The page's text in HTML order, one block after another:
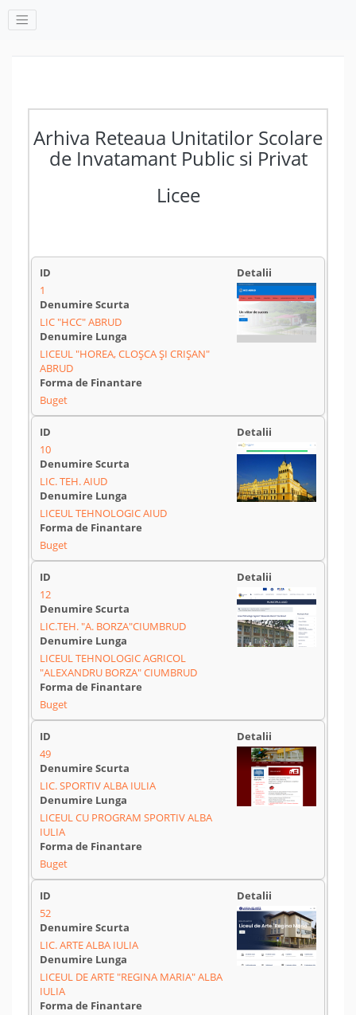
Arhiva Reteaua Unitatilor Scolare
de Invatamant Public si Privat
Licee
1
LIC "HCC" ABRUD
LICEUL "HOREA, CLOȘCA ȘI CRIȘAN"
ABRUD
Buget
10
LIC. TEH. AIUD
LICEUL TEHNOLOGIC AIUD
Buget
12
LIC.TEH. "A. BORZA"CIUMBRUD
LICEUL TEHNOLOGIC AGRICOL
"ALEXANDRU BORZA" CIUMBRUD
Buget
49
LIC. SPORTIV ALBA IULIA
LICEUL CU PROGRAM SPORTIV ALBA
IULIA
Buget
52
LIC. ARTE ALBA IULIA
LICEUL DE ARTE "REGINA MARIA" ALBA
IULIA